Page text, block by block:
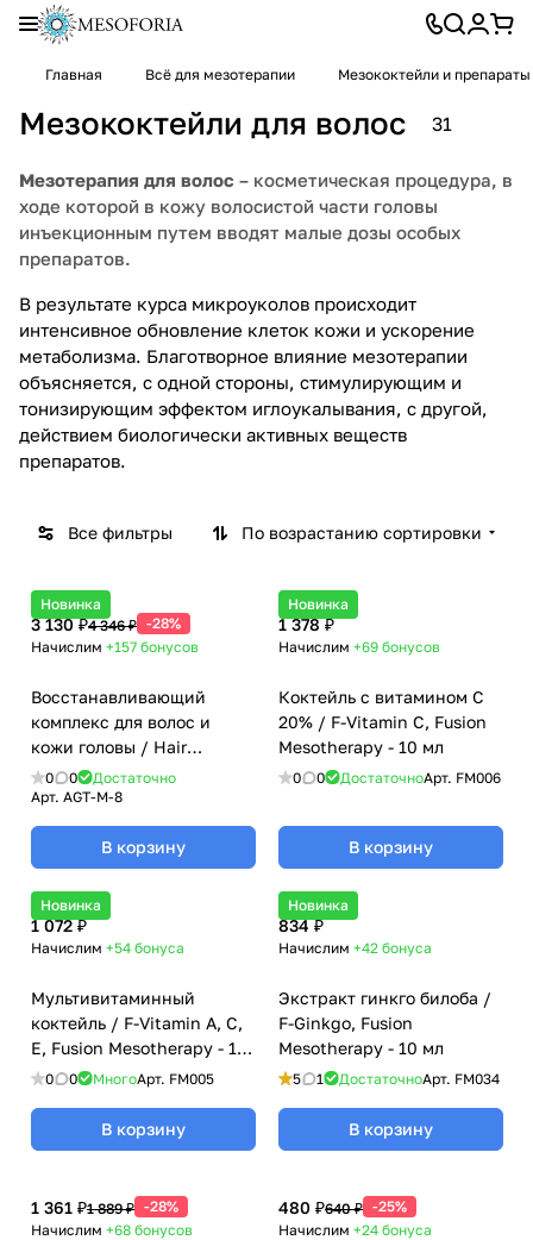
Главная Всё для мезотерапии Мезококтейли и
Мезококтейли для волос 31
Мезотерапия для волос – косметическая процедура, в
ходе которой в кожу волосистой части головы
инъекционным путем вводят малые дозы особых
препаратов.
В результате курса микроуколов происходит
интенсивное обновление клеток кожи и ускорение
метаболизма. Благотворное влияние мезотерапии
объясняется, с одной стороны, стимулирующим и
тонизирующим эффектом иглоукалывания, с другой,
действием биологически активных веществ
препаратов.
Все фильтры По возрастанию сортировки
Новинка
3 130 ₽4 346 ₽ -28%
Начислим +157 бонусов
Восстанавливающий
комплекс для волос и
кожи головы / Hair
Restoring Complex, AGT M
- 5 мл
0 0
Достаточно
Арт. AGT-M-8
В корзину
Новинка
1 378 ₽
Начислим +69 бонусов
Коктейль с витамином С
20% / F-Vitamin C, Fusion
Mesotherapy - 10 мл
0 0 ДостаточноАрт. FM006
В корзину
Новинка
1 072 ₽
Начислим +54 бонуса
Мультивитаминный
коктейль / F-Vitamin A, C,
E, Fusion Mesotherapy - 10
мл
0 0 МногоАрт. FM005
В корзину
Новинка
834 ₽
Начислим +42 бонуса
Экстракт гинкго билоба /
F-Ginkgo, Fusion
Mesotherapy - 10 мл
5 1 ДостаточноАрт. FM034
В корзину
1 361 ₽1 889 ₽ -28%
Начислим +68 бонусов
480 ₽640 ₽ -25%
Начислим +24 бонуса